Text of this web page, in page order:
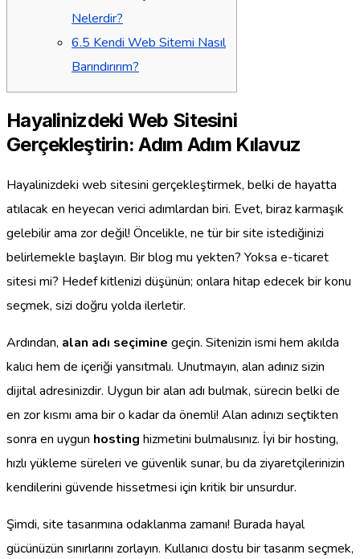
Nelerdir?
6.5 Kendi Web Sitemi Nasıl
Barındırırım?
Hayalinizdeki Web Sitesini
Gerçekleştirin: Adım Adım Kılavuz
Hayalinizdeki web sitesini gerçekleştirmek, belki de hayatta
atılacak en heyecan verici adımlardan biri. Evet, biraz karmaşık
gelebilir ama zor değil! Öncelikle, ne tür bir site istediğinizi
belirlemekle başlayın. Bir blog mu yekten? Yoksa e-ticaret
sitesi mi? Hedef kitlenizi düşünün; onlara hitap edecek bir konu
seçmek, sizi doğru yolda ilerletir.
Ardından, alan adı seçimine geçin. Sitenizin ismi hem akılda
kalıcı hem de içeriği yansıtmalı. Unutmayın, alan adınız sizin
dijital adresinizdir. Uygun bir alan adı bulmak, sürecin belki de
en zor kısmı ama bir o kadar da önemli! Alan adınızı seçtikten
sonra en uygun hosting hizmetini bulmalısınız. İyi bir hosting,
hızlı yükleme süreleri ve güvenlik sunar, bu da ziyaretçilerinizin
kendilerini güvende hissetmesi için kritik bir unsurdur.
Şimdi, site tasarımına odaklanma zamanı! Burada hayal
gücünüzün sınırlarını zorlayın. Kullanıcı dostu bir tasarım seçmek,